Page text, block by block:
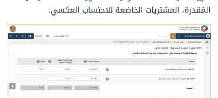
المُقدرة، المشتريات الخاضعة للاحتساب العكسي.